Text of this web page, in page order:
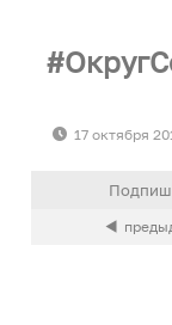
17 октября